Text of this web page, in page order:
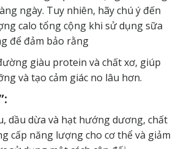
ngày. Tuy nhiên, hãy chú ý đến
calo tổng cộng khi sử dụng sữa
để đảm bảo rằng
giàu protein và chất xơ, giúp
và tạo cảm giác no lâu hơn.
dầu dừa và hạt hướng dương, chất
cấp năng lượng cho cơ thể và giảm